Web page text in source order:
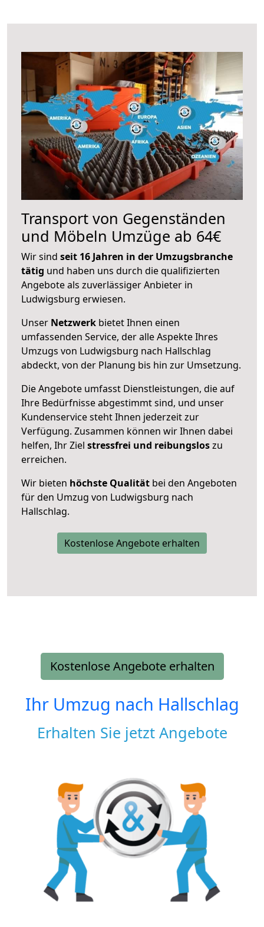
Transport von Gegenständen
und Möbeln Umzüge ab 64€
Wir sind seit 16 Jahren in der Umzugsbranche
tätig und haben uns durch die qualifizierten
Angebote als zuverlässiger Anbieter in
Ludwigsburg erwiesen.
Unser Netzwerk bietet Ihnen einen
umfassenden Service, der alle Aspekte Ihres
Umzugs von Ludwigsburg nach Hallschlag
abdeckt, von der Planung bis hin zur Umsetzung.
Die Angebote umfasst Dienstleistungen, die auf
Ihre Bedürfnisse abgestimmt sind, und unser
Kundenservice steht Ihnen jederzeit zur
Verfügung. Zusammen können wir Ihnen dabei
helfen, Ihr Ziel stressfrei und reibungsloszu
erreichen.
Wir bieten höchste Qualität bei den Angeboten
für den Umzug von Ludwigsburg nach
Hallschlag.
Kostenlose Angebote erhalten
Kostenlose Angebote erhalten
Ihr Umzug nach Hallschlag
Erhalten Sie jetzt Angebote